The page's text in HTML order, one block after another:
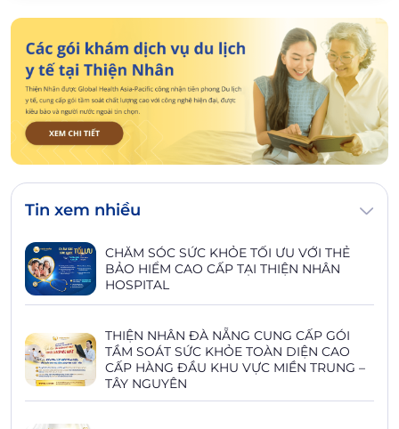
Tin xem nhiều
CHĂM SÓC SỨC KHỎE TỐI ƯU VỚI THẺ
BẢO HIỂM CAO CẤP TẠI THIỆN NHÂN
HOSPITAL
THIỆN NHÂN ĐÀ NẴNG CUNG CẤP GÓI
TẦM SOÁT SỨC KHỎE TOÀN DIỆN CAO
CẤP HÀNG ĐẦU KHU VỰC MIỀN TRUNG –
TÂY NGUYÊN